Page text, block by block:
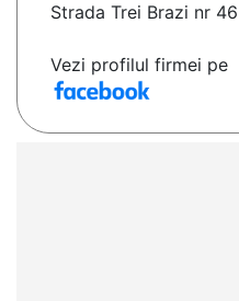
Strada Trei Brazi nr 46
Vezi profilul firmei pe